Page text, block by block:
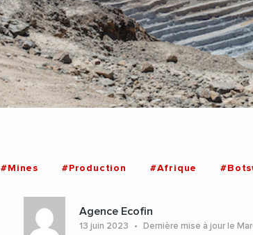
#Mines #Production #Afrique
Agence Ecofin
13 juin 2023 Dernière mise à jour le